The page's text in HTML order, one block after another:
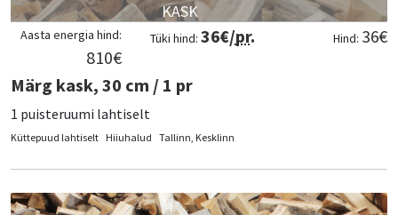
KASK
Hind: 36€
Tüki hind: 36€/pr.
Aasta energia hind:
810€
Märg kask, 30 cm / 1 pr
1 puisteruumi lahtiselt
Küttepuud lahtiselt Hiiuhalud Tallinn, Kesklinn